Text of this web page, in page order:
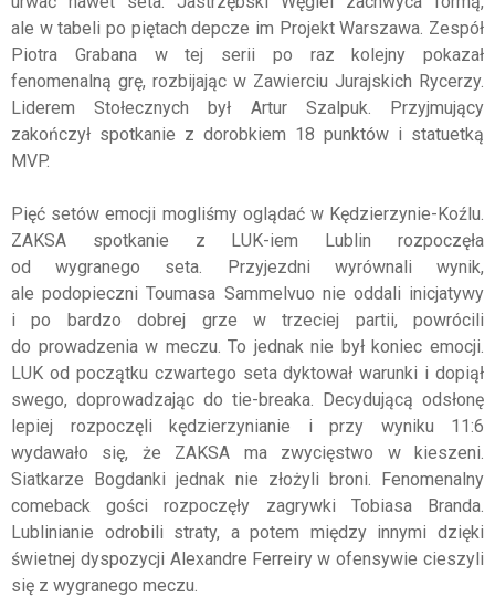
ale w tabeli po piętach depcze im Projekt Warszawa. Zespół
Piotra Grabana w tej serii po raz kolejny pokazał
fenomenalną grę, rozbijając w Zawierciu Jurajskich Rycerzy.
Liderem Stołecznych był Artur Szalpuk. Przyjmujący
zakończył spotkanie z dorobkiem 18 punktów i statuetką
MVP.
Pięć setów emocji mogliśmy oglądać w Kędzierzynie-Koźlu.
ZAKSA spotkanie z LUK-iem Lublin rozpoczęła
od wygranego seta. Przyjezdni wyrównali wynik,
ale podopieczni Toumasa Sammelvuo nie oddali inicjatywy
i po bardzo dobrej grze w trzeciej partii, powrócili
do prowadzenia w meczu. To jednak nie był koniec emocji.
LUK od początku czwartego seta dyktował warunki i dopiął
swego, doprowadzając do tie-breaka. Decydującą odsłonę
lepiej rozpoczęli kędzierzynianie i przy wyniku 11:6
wydawało się, że ZAKSA ma zwycięstwo w kieszeni.
Siatkarze Bogdanki jednak nie złożyli broni. Fenomenalny
comeback gości rozpoczęły zagrywki Tobiasa Branda.
Lublinianie odrobili straty, a potem między innymi dzięki
świetnej dyspozycji Alexandre Ferreiry w ofensywie cieszyli
się z wygranego meczu.